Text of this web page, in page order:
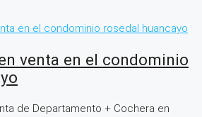
venta en el condominio
de Departamento + Cochera en